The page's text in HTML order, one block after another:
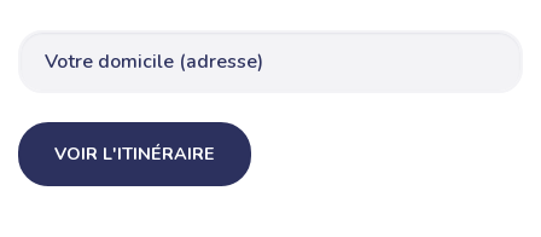
VOIR L'ITINÉRAIRE